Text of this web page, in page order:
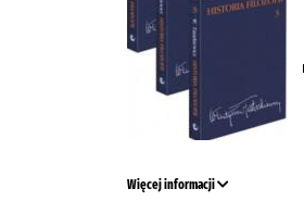
Więcej informacji